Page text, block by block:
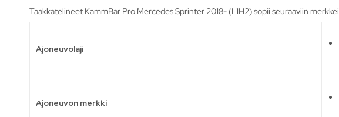
Taakkatelineet KammBar Pro Mercedes Sprinter 2018- (L1H2) sopii seuraaviin
Ajoneuvolaji
Ajoneuvon merkki